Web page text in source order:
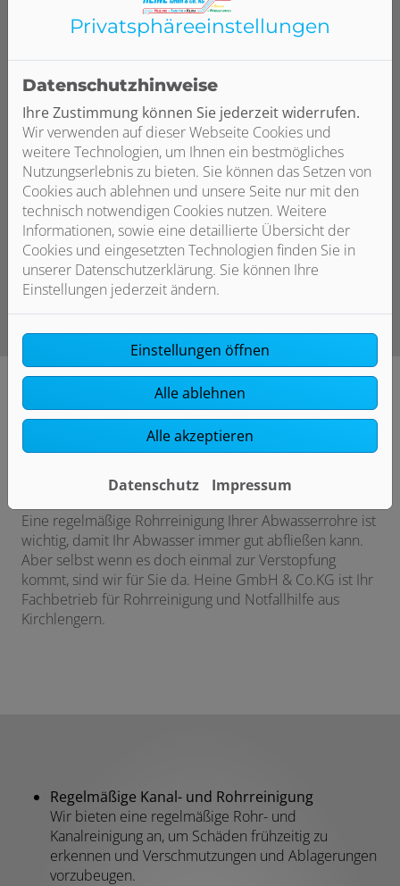
Wird ein Wasserschaden zu lange nicht erkannt,
entsteht Schimmel. Wir prüfen bei einer Bautrocknung
Vorgehen, damit Sie gesund und sicher wohnen und
arbeiten.
Für Notfälle nutzen Sie unsere Notfallhotline, über
die Sie uns erreichen können. Für eine
unverbindliche Anfrage nutzen Sie das
Kontaktformular.
Rohrreinigung von Heine GmbH &
Ihr Fachbetrieb aus Kirchlengern
Eine regelmäßige Rohrreinigung Ihrer Abwasserrohre ist
wichtig, damit Ihr Abwasser immer gut abfließen kann.
Aber selbst wenn es doch einmal zur Verstopfung
kommt, sind wir für Sie da. Heine GmbH & Co.KG ist Ihr
Fachbetrieb für Rohrreinigung und Notfallhilfe aus
Kirchlengern.
Regelmäßige Kanal- und Rohrreinigung
Wir bieten eine regelmäßige Rohr- und
Kanalreinigung an, um Schäden frühzeitig zu
erkennen und Verschmutzungen und Ablagerungen
vorzubeugen.
Privatsphäre­einstellungen
Datenschutzhinweise
Ihre Zustimmung können Sie jederzeit widerrufen.
Wir verwenden auf dieser Webseite Cookies und
weitere Technologien, um Ihnen ein bestmögliches
Nutzungserlebnis zu bieten. Sie können das Setzen von
Cookies auch ablehnen und unsere Seite nur mit den
technisch notwendigen Cookies nutzen. Weitere
Informationen, sowie eine detaillierte Übersicht der
Cookies und eingesetzten Technologien finden Sie in
unserer Datenschutzerklärung. Sie können Ihre
Einstellungen jederzeit ändern.
Einstellungen öffnen
Alle ablehnen
Alle akzeptieren
Datenschutz Impressum